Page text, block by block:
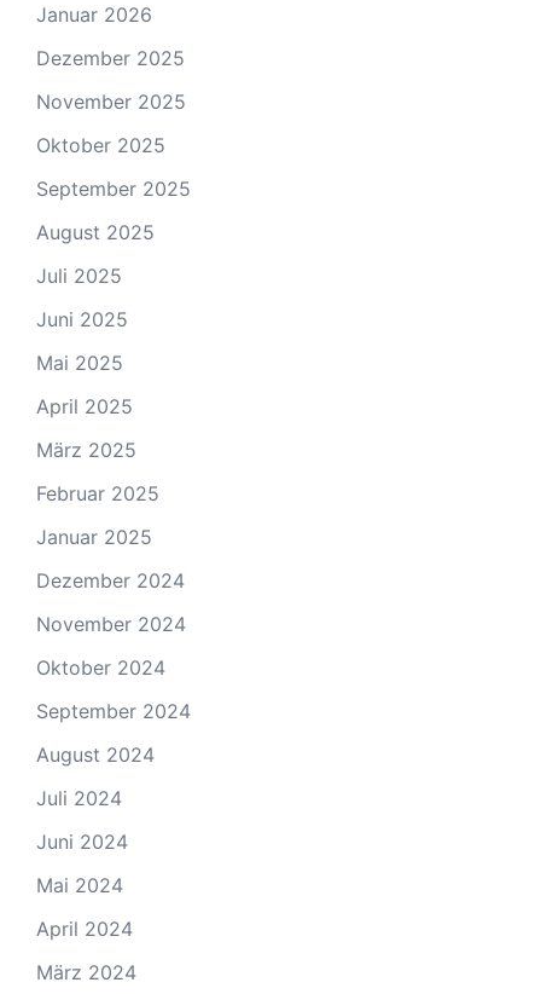
Januar 2026
Dezember 2025
November 2025
Oktober 2025
September 2025
August 2025
Juli 2025
Juni 2025
Mai 2025
April 2025
März 2025
Februar 2025
Januar 2025
Dezember 2024
November 2024
Oktober 2024
September 2024
August 2024
Juli 2024
Juni 2024
Mai 2024
April 2024
März 2024